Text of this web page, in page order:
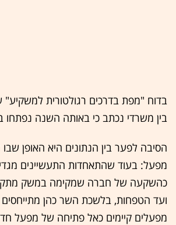
בדוח "מפת בדרכים רגולטורית למשקיע"
בין משרדי נכתב כי באותה השנה נפתחו במשק 11
הסיבה לפער בין הנתונים היא האופן
מפעל: בעוד שהתאחדות התעשיינים
כהשקעה של חברה שמקימה במשק מתקן
ועד הטפחות, בלשכת השר כהן
מפעלים קיימים כאל פתיחה של מפעל